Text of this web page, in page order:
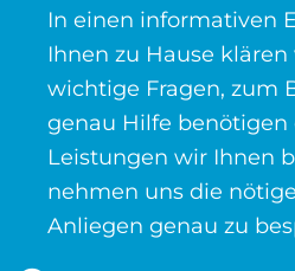
In einen informativen
Ihnen zu Hause
wichtige Fragen, zum
genau Hilfe benötigen
Leistungen wir Ihnen
nehmen uns die
Anliegen genau zu